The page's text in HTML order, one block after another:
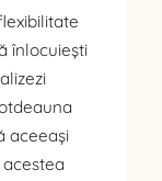
înlocuiești
aceeași